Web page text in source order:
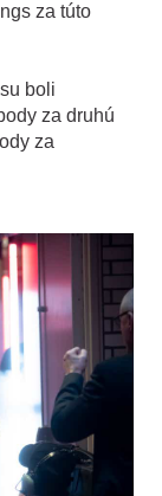
za túto
boli
za druhú
za